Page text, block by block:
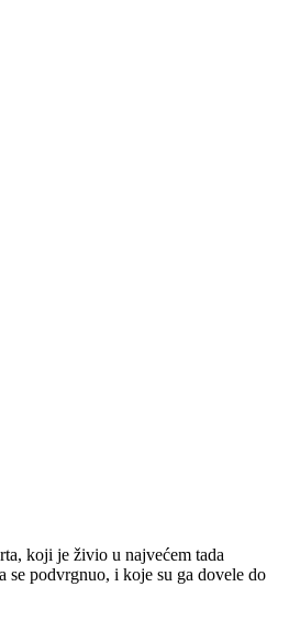
koji je živio u najvećem tada
se podvrgnuo, i koje su ga dovele do